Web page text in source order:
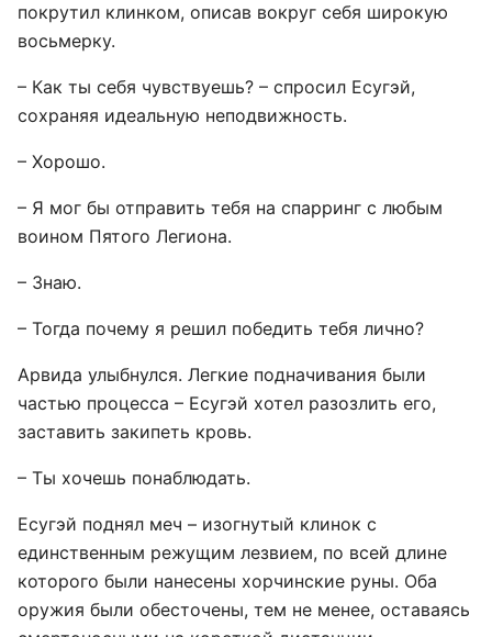
покрутил клинком, описав вокруг себя широкую
восьмерку.
– Как ты себя чувствуешь? – спросил Есугэй,
сохраняя идеальную неподвижность.
– Хорошо.
– Я мог бы отправить тебя на спарринг с любым
воином Пятого Легиона.
– Знаю.
– Тогда почему я решил победить тебя лично?
Арвида улыбнулся. Легкие подначивания были
частью процесса – Есугэй хотел разозлить его,
заставить закипеть кровь.
– Ты хочешь понаблюдать.
Есугэй поднял меч – изогнутый клинок с
единственным режущим лезвием, по всей длине
которого были нанесены хорчинские руны. Оба
оружия были обесточены, тем не менее, оставаясь